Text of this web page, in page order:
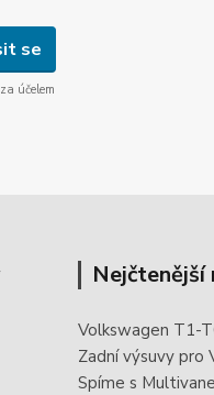
se
za účelem
Nejčtenější
Volkswagen T1-
Zadní výsuvy pro
Spíme s